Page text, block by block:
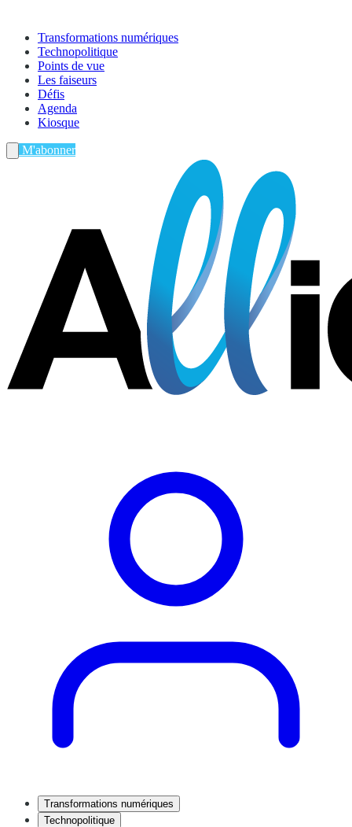
Transformations numériques
Technopolitique
Points de vue
Les faiseurs
Défis
Agenda
Kiosque
M'abonner
Transformations numériques
Technopolitique